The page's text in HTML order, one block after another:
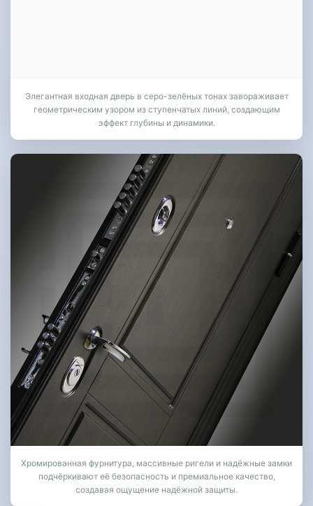
Элегантная входная дверь в серо-зелёных тонах завораживает
геометрическим узором из ступенчатых линий, создающим
эффект глубины и динамики.
Хромированная фурнитура, массивные ригели и надёжные замки
подчёркивают её безопасность и премиальное качество,
создавая ощущение надёжной защиты.